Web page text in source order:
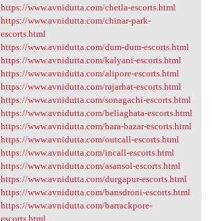
https://www.avnidutta.com/chetla-escorts.html
https://www.avnidutta.com/chinar-park-
escorts.html
https://www.avnidutta.com/dum-dum-escorts.html
https://www.avnidutta.com/kalyani-escorts.html
https://www.avnidutta.com/alipore-escorts.html
https://www.avnidutta.com/rajarhat-escorts.html
https://www.avnidutta.com/sonagachi-escorts.html
https://www.avnidutta.com/beliaghata-escorts.html
https://www.avnidutta.com/bara-bazar-escorts.html
https://www.avnidutta.com/outcall-escorts.html
https://www.avnidutta.com/incall-escorts.html
https://www.avnidutta.com/asansol-escorts.html
https://www.avnidutta.com/durgapur-escorts.html
https://www.avnidutta.com/bansdroni-escorts.html
https://www.avnidutta.com/barrackpore-
escorts.html